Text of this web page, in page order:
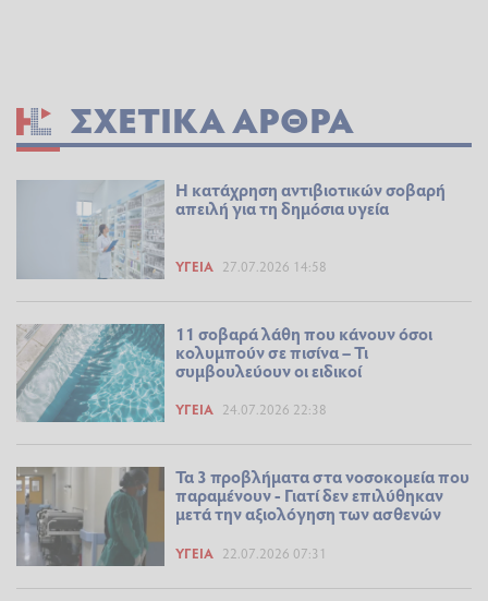
ΣΧΕΤΙΚΆ ΆΡΘΡΑ
Η κατάχρηση αντιβιοτικών σοβαρή
απειλή για τη δημόσια υγεία
ΥΓΕΊΑ 27.07.2026 14:58
11 σοβαρά λάθη που κάνουν όσοι
κολυμπούν σε πισίνα – Τι
συμβουλεύουν οι ειδικοί
ΥΓΕΊΑ 24.07.2026 22:38
Τα 3 προβλήματα στα νοσοκομεία που
παραμένουν - Γιατί δεν επιλύθηκαν
μετά την αξιολόγηση των ασθενών
ΥΓΕΊΑ 22.07.2026 07:31